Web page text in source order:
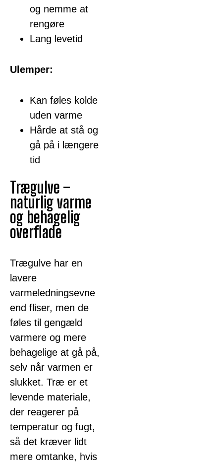
og nemme at
rengøre
Lang levetid
Ulemper:
Kan føles kolde
uden varme
Hårde at stå og
gå på i længere
tid
Trægulve –
naturlig varme
og behagelig
overflade
Trægulve har en
lavere
varmeledningsevne
end fliser, men de
føles til gengæld
varmere og mere
behagelige at gå på,
selv når varmen er
slukket. Træ er et
levende materiale,
der reagerer på
temperatur og fugt,
så det kræver lidt
mere omtanke, hvis